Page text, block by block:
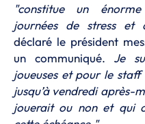
"constitue un
journées de stress et
déclaré le président
un communiqué. Je
joueuses et pour le staff
jusqu’à vendredi après-
jouerait ou non et qui